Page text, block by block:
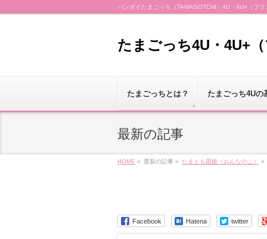
バンダイたまごっち（TAMAGOTCHI）4U・4U+（プ
たまごっち4U・4U+
たまごっちとは？ たまごっち4Uの
最新の記事
HOME » 最新の記事 » たまとも図鑑（おんなのこ） »
Facebook Hatena twitter